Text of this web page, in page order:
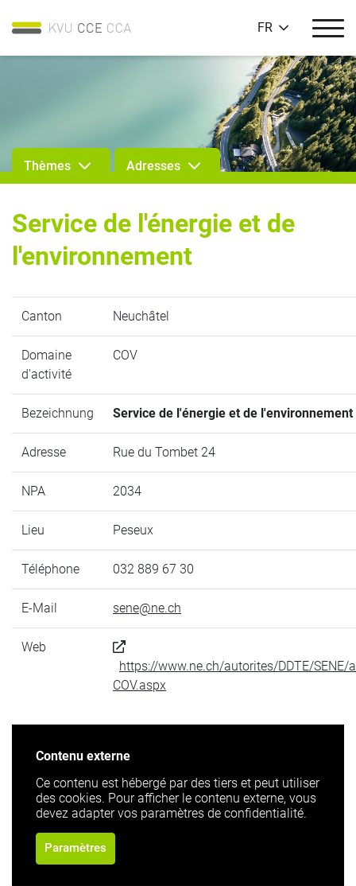
FR
Thèmes Adresses
Service de l'énergie et de
l'environnement
Canton Neuchâtel
Domaine
d'activité
COV
Bezeichnung Service de l'énergie et de l'environnement
Adresse Rue du Tombet 24
NPA 2034
Lieu Peseux
Téléphone 032 889 67 30
E-Mail sene@ne.ch
Web
https://www.ne.ch/autorites/DDTE/SENE/
COV.aspx
Contenu externe
Ce contenu est hébergé par des tiers et peut utiliser
des cookies. Pour afficher le contenu externe, vous
devez adapter vos paramètres de confidentialité.
Paramètres